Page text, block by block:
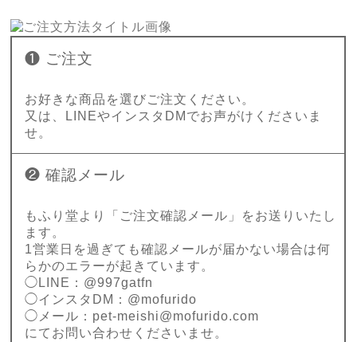
❶ ご注文
お好きな商品を選びご注文ください。
又は、LINEやインスタDMでお声がけくださいま
せ。
❷ 確認メール
もふり堂より「ご注文確認メール」をお送りいたし
ます。
1営業日を過ぎても確認メールが届かない場合は何
らかのエラーが起きています。
◯LINE：@997gatfn
◯インスタDM：@mofurido
◯メール： pet-meishi@mofurido.com
にてお問い合わせくださいませ。